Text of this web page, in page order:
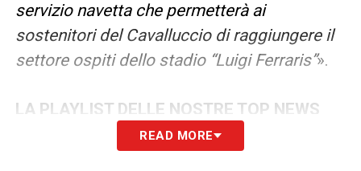
servizio navetta che permetterà ai
sostenitori del Cavalluccio di raggiungere il
settore ospiti dello stadio “Luigi Ferraris”».
LA PLAYLIST DELLE NOSTRE TOP NEWS
READ MORE